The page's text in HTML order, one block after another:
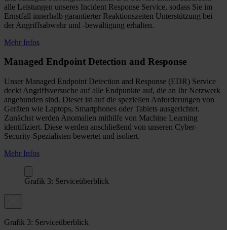
alle Leistungen unseres Incident Response Service, sodass Sie im
Ernstfall innerhalb garantierter Reaktionszeiten Unterstützung bei
der Angriffsabwehr und -bewältigung erhalten.
Mehr Infos
Managed Endpoint Detection and Response
Unser Managed Endpoint Detection and Response (EDR) Service
deckt Angriffsversuche auf alle Endpunkte auf, die an Ihr Netzwerk
angebunden sind. Dieser ist auf die speziellen Anforderungen von
Geräten wie Laptops, Smartphones oder Tablets ausgerichtet.
Zunächst werden Anomalien mithilfe von Machine Learning
identifiziert. Diese werden anschließend von unseren Cyber-
Security-Spezialisten bewertet und isoliert.
Mehr Infos
Grafik 3: Serviceüberblick
Grafik 3: Serviceüberblick